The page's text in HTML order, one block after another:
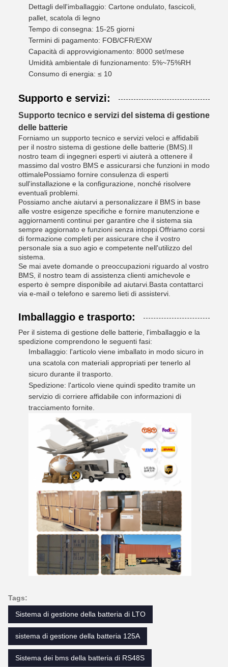
Dettagli dell'imballaggio: Cartone ondulato, fascicoli,
pallet, scatola di legno
Tempo di consegna: 15-25 giorni
Termini di pagamento: FOB/CFR/EXW
Capacità di approvvigionamento: 8000 set/mese
Umidità ambientale di funzionamento: 5%~75%RH
Consumo di energia: ≤ 10
Supporto e servizi:
Supporto tecnico e servizi del sistema di gestione
delle batterie
Forniamo un supporto tecnico e servizi veloci e affidabili
per il nostro sistema di gestione delle batterie (BMS).Il
nostro team di ingegneri esperti vi aiuterà a ottenere il
massimo dal vostro BMS e assicurarsi che funzioni in modo
ottimalePossiamo fornire consulenza di esperti
sull'installazione e la configurazione, nonché risolvere
eventuali problemi.
Possiamo anche aiutarvi a personalizzare il BMS in base
alle vostre esigenze specifiche e fornire manutenzione e
aggiornamenti continui per garantire che il sistema sia
sempre aggiornato e funzioni senza intoppi.Offriamo corsi
di formazione completi per assicurare che il vostro
personale sia a suo agio e competente nell'utilizzo del
sistema.
Se mai avete domande o preoccupazioni riguardo al vostro
BMS, il nostro team di assistenza clienti amichevole e
esperto è sempre disponibile ad aiutarvi.Basta contattarci
via e-mail o telefono e saremo lieti di assistervi.
Imballaggio e trasporto:
Per il sistema di gestione delle batterie, l'imballaggio e la
spedizione comprendono le seguenti fasi:
Imballaggio: l'articolo viene imballato in modo sicuro in
una scatola con materiali appropriati per tenerlo al
sicuro durante il trasporto.
Spedizione: l'articolo viene quindi spedito tramite un
servizio di corriere affidabile con informazioni di
tracciamento fornite.
Tags:
Sistema di gestione della batteria di LTO
sistema di gestione della batteria 125A
Sistema dei bms della batteria di RS48S